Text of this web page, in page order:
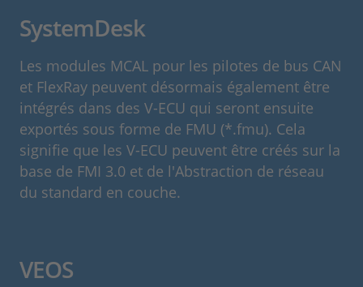
SystemDesk
Les modules MCAL pour les pilotes de bus CAN
et FlexRay peuvent désormais également être
intégrés dans des V-ECU qui seront ensuite
exportés sous forme de FMU (*.fmu). Cela
signifie que les V-ECU peuvent être créés sur la
base de FMI 3.0 et de l'Abstraction de réseau
du standard en couche.
VEOS